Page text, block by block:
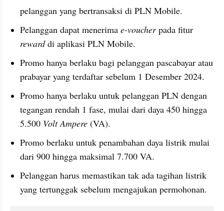
pelanggan yang bertransaksi di PLN Mobile.
Pelanggan dapat menerima e-voucher
reward di aplikasi PLN Mobile.
Promo hanya berlaku bagi pelanggan pascabayar atau
prabayar yang terdaftar sebelum 1 Desember 2024.
Promo hanya berlaku untuk pelanggan PLN dengan
tegangan rendah 1 fase, mulai dari daya 450 hingga
5.500 Volt Ampere (VA).
Promo berlaku untuk penambahan daya listrik mulai
dari 900 hingga maksimal 7.700 VA.
Pelanggan harus memastikan tak ada tagihan listrik
yang tertunggak sebelum mengajukan permohonan.